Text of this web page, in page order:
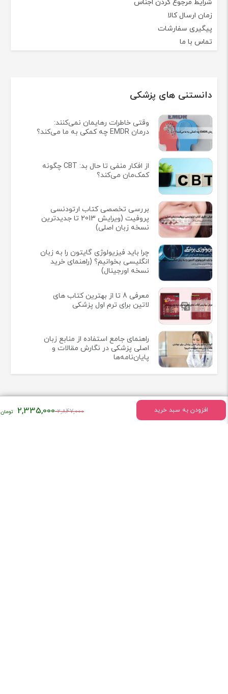
افزودن به سبد خرید 2,847,000قیمت
2,335,000
شرایط مرجوع کردن اجناس
زمان ارسال کالا
پیگیری سفارشات
تماس با ما
دانستنی های پزشکی
وقتی خاطرات رهایمان نمی‌کنند:
درمان EMDR چه کمکی به ما می‌کند؟
از افکار منفی تا حال بد: CBT چگونه
کمک‌مان می‌کند؟
بررسی تخصصی کتاب ارتودنسی
پروفیت (ویرایش 2013 تا جدیدترین
نسخه زبان اصلی)
چرا باید فیزیولوژی گایتون را به زبان
انگلیسی بخوانیم؟ (راهنمای خرید
نسخه اورجینال)
معرفی 8 تا از بهترین کتاب های
لاتین برای ترم اول پزشکی
راهنمای جامع استفاده از منابع زبان
اصلی پزشکی در نگارش مقالات و
پایان‌نامه‌ها
اطلاعات تماس